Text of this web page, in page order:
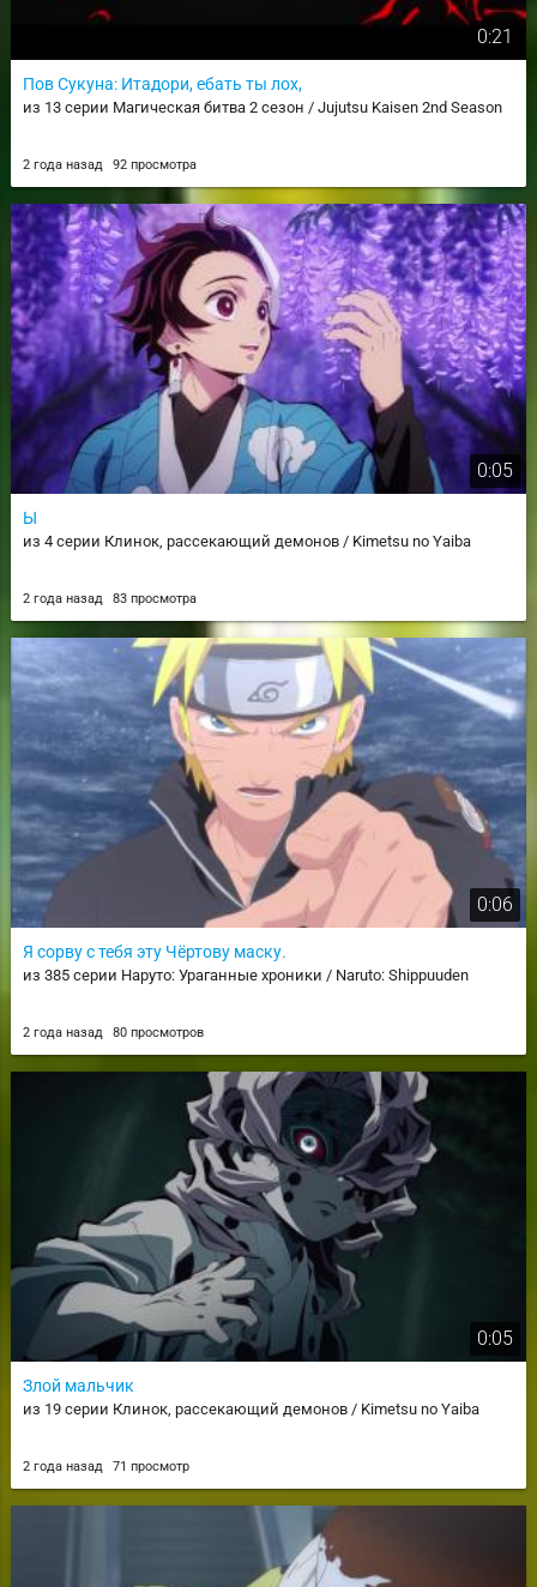
0:21
Пов Сукуна: Итадори, ебать ты лох,
из 13 серии Магическая битва 2 сезон / Jujutsu Kaisen 2nd Season
2 года назад 92 просмотра
0:05
Ы
из 4 серии Клинок, рассекающий демонов / Kimetsu no Yaiba
2 года назад 83 просмотра
0:06
Я сорву с тебя эту Чёртову маску.
из 385 серии Наруто: Ураганные хроники / Naruto: Shippuuden
2 года назад 80 просмотров
0:05
Злой мальчик
из 19 серии Клинок, рассекающий демонов / Kimetsu no Yaiba
2 года назад 71 просмотр